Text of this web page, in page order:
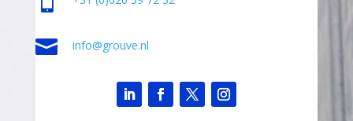
 info@grouve.nl